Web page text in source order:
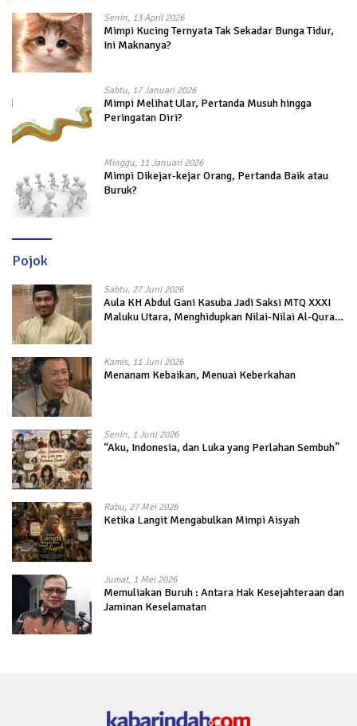
Senin, 13 April 2026
Mimpi Kucing Ternyata Tak Sekadar Bunga Tidur,
Ini Maknanya?
Sabtu, 17 Januari 2026
Mimpi Melihat Ular, Pertanda Musuh hingga
Peringatan Diri?
Minggu, 11 Januari 2026
Mimpi Dikejar-kejar Orang, Pertanda Baik atau
Buruk?
Pojok
Sabtu, 27 Juni 2026
Aula KH Abdul Gani Kasuba Jadi Saksi MTQ XXXI
Maluku Utara, Menghidupkan Nilai-Nilai Al-Quran
Kamis, 11 Juni 2026
Menanam Kebaikan, Menuai Keberkahan
Senin, 1 Juni 2026
“Aku, Indonesia, dan Luka yang Perlahan Sembuh”
Rabu, 27 Mei 2026
Ketika Langit Mengabulkan Mimpi Aisyah
Jumat, 1 Mei 2026
Memuliakan Buruh : Antara Hak Kesejahteraan dan
Jaminan Keselamatan